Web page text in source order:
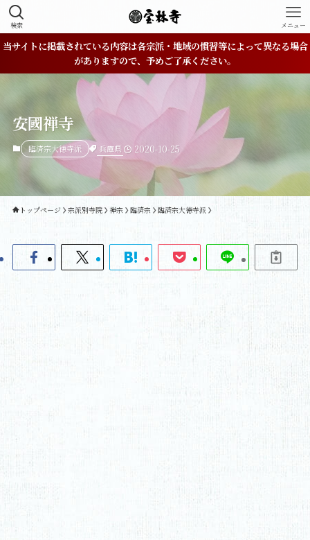
検索 メニュー
当サイトに掲載されている内容は各宗派・地域の慣習等によって異なる場合
がありますので、予めご了承ください。
安國禅寺
臨済宗大徳寺派 兵庫県 2020-10-25
トップページ 宗派別寺院 禅宗 臨済宗 臨済宗大徳寺派